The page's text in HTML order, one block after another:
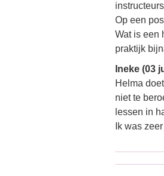
Op een
Wat is een
praktijk
Ineke (03
Helma
niet te
lessen in
Ik was